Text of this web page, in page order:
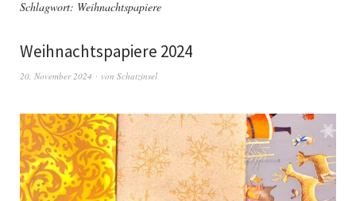
Schlagwort: Weihnachtspapiere
Weihnachtspapiere 2024
20. November 2024 von Schatzinsel